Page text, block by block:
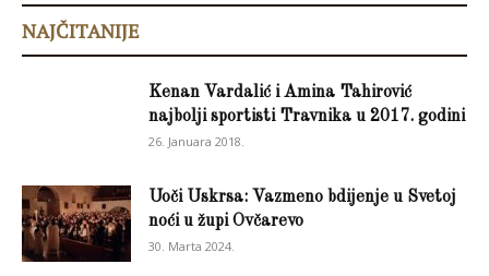
NAJČITANIJE
Kenan Vardalić i Amina Tahirović
najbolji sportisti Travnika u 2017. godini
26. Januara 2018.
Uoči Uskrsa: Vazmeno bdijenje u Svetoj
noći u župi Ovčarevo
30. Marta 2024.